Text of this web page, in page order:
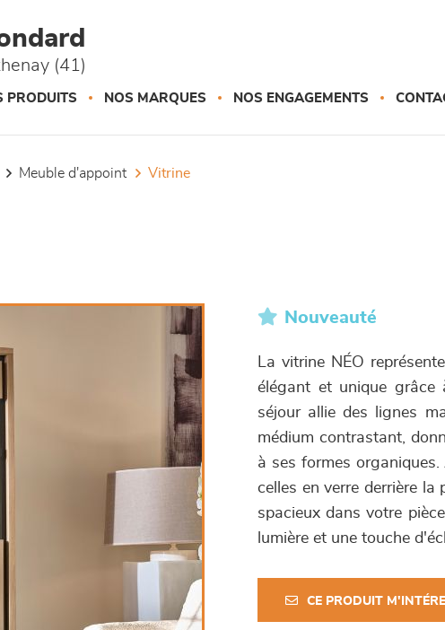
(41)
PRODUITS NOS MARQUES NOS ENGAGEMENTS
meuble d'appoint vitrine
Nouveauté
La vitrine NÉO
élégant et unique grâce
séjour allie des lignes
médium contrastant,
à ses formes
celles en verre derrière
spacieux dans votre
lumière et une touche
CE PRODUIT